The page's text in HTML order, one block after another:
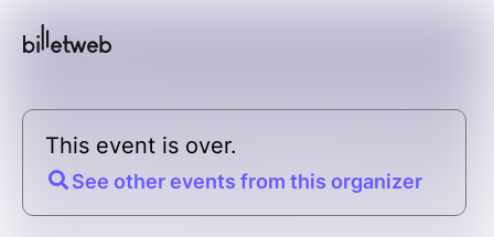
This event is over.
See other events from this organizer